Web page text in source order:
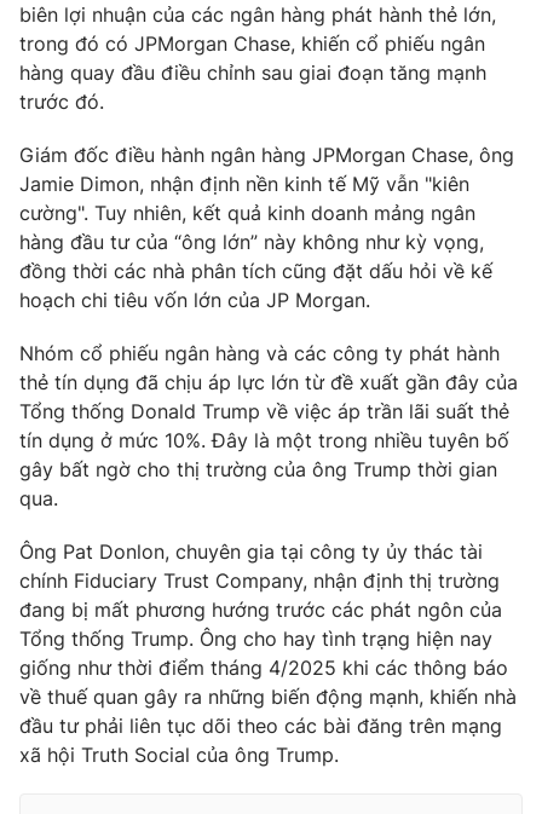
Thị trường 24h Tấm lòng Việt
VTV9 VTV8
Liên hệ tòa soạn English
THỜI BÁO VTV
Theo dõi báo trên
Cơ quan chủ quản:Đài Truyền hình Việt Nam
Cơ quan báo chí:Thời báo VTV
Giấy phép hoạt động báo in và báo điện tử số 483/GP-BTTTT
cấp ngày 29/12/2023
Tổng Biên tập: Vũ Thanh Thủy
Phó Tổng Biên tập:Nguyễn Thị Mỹ Hạnh, Phạm Quốc Thắng,
Nguyễn Trọng Ninh
biên lợi nhuận của các ngân hàng phát hành thẻ lớn,
trong đó có JPMorgan Chase, khiến cổ phiếu ngân
hàng quay đầu điều chỉnh sau giai đoạn tăng mạnh
trước đó.
Giám đốc điều hành ngân hàng JPMorgan Chase, ông
Jamie Dimon, nhận định nền kinh tế Mỹ vẫn "kiên
cường". Tuy nhiên, kết quả kinh doanh mảng ngân
hàng đầu tư của “ông lớn” này không như kỳ vọng,
đồng thời các nhà phân tích cũng đặt dấu hỏi về kế
hoạch chi tiêu vốn lớn của JP Morgan.
Nhóm cổ phiếu ngân hàng và các công ty phát hành
thẻ tín dụng đã chịu áp lực lớn từ đề xuất gần đây của
Tổng thống Donald Trump về việc áp trần lãi suất thẻ
tín dụng ở mức 10%. Đây là một trong nhiều tuyên bố
gây bất ngờ cho thị trường của ông Trump thời gian
qua.
Ông Pat Donlon, chuyên gia tại công ty ủy thác tài
chính Fiduciary Trust Company, nhận định thị trường
đang bị mất phương hướng trước các phát ngôn của
Tổng thống Trump. Ông cho hay tình trạng hiện nay
giống như thời điểm tháng 4/2025 khi các thông báo
về thuế quan gây ra những biến động mạnh, khiến nhà
đầu tư phải liên tục dõi theo các bài đăng trên mạng
xã hội Truth Social của ông Trump.